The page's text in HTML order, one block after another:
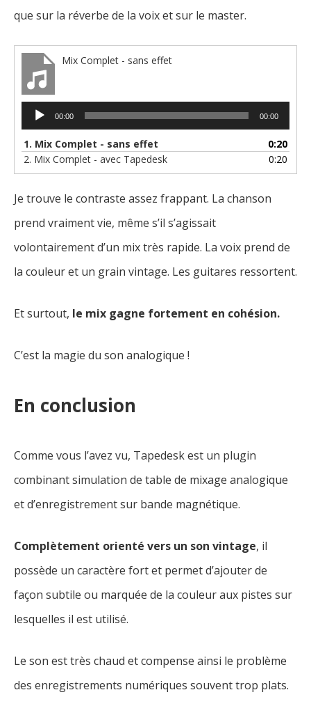
que sur la réverbe de la voix et sur le master.
Mix Complet - sans effet
Lecteur
audio
00:00 00:00
1. Mix Complet - sans effet
0:20
2. Mix Complet - avec Tapedesk 0:20
Je trouve le contraste assez frappant. La chanson
prend vraiment vie, même s’il s’agissait
volontairement d’un mix très rapide. La voix prend de
la couleur et un grain vintage. Les guitares ressortent.
Et surtout, le mix gagne fortement en cohésion.
C’est la magie du son analogique !
En conclusion
Comme vous l’avez vu, Tapedesk est un plugin
combinant simulation de table de mixage analogique
et d’enregistrement sur bande magnétique.
Complètement orienté vers un son vintage, il
possède un caractère fort et permet d’ajouter de
façon subtile ou marquée de la couleur aux pistes sur
lesquelles il est utilisé.
Le son est très chaud et compense ainsi le problème
des enregistrements numériques souvent trop plats.